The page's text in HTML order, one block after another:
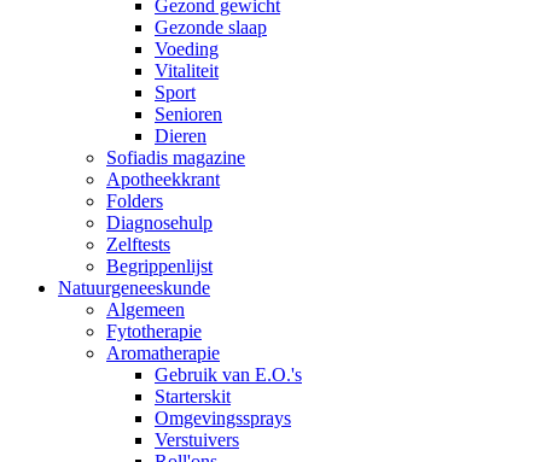
Gezond gewicht
Gezonde slaap
Voeding
Vitaliteit
Sport
Senioren
Dieren
Sofiadis magazine
Apotheekkrant
Folders
Diagnosehulp
Zelftests
Begrippenlijst
Natuurgeneeskunde
Algemeen
Fytotherapie
Aromatherapie
Gebruik van E.O.'s
Starterskit
Omgevingssprays
Verstuivers